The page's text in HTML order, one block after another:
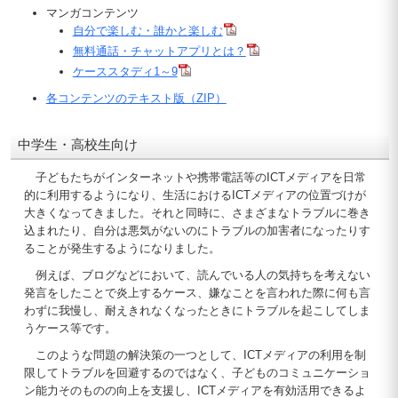
マンガコンテンツ
自分で楽しむ・誰かと楽しむ
無料通話・チャットアプリとは？
ケーススタディ1～9
各コンテンツのテキスト版（ZIP）
中学生・高校生向け
子どもたちがインターネットや携帯電話等のICTメディアを日常
的に利用するようになり、生活におけるICTメディアの位置づけが
大きくなってきました。それと同時に、さまざまなトラブルに巻き
込まれたり、自分は悪気がないのにトラブルの加害者になったりす
ることが発生するようになりました。
例えば、ブログなどにおいて、読んでいる人の気持ちを考えない
発言をしたことで炎上するケース、嫌なことを言われた際に何も言
わずに我慢し、耐えきれなくなったときにトラブルを起こしてしま
うケース等です。
このような問題の解決策の一つとして、ICTメディアの利用を制
限してトラブルを回避するのではなく、子どものコミュニケーショ
ン能力そのものの向上を支援し、ICTメディアを有効活用できるよ